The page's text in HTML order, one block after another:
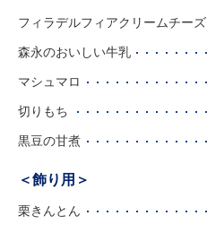
フィラデルフィアクリームチーズ
森永のおいしい牛乳
マシュマロ
切りもち
黒豆の甘煮
＜飾り用＞
栗きんとん